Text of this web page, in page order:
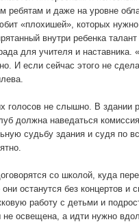
ребятам и даже на уровне
«плохишей», которых
внутри ребенка
для учителя и
И если сейчас этого не
голосов не слышно. В здании
должна наведаться комиссия
судьбу здания и судя по
со школой, куда
останутся без концертов и
работу с детьми и
освещена, а идти нужно